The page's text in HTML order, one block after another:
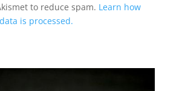
to reduce spam. Learn how
is processed.